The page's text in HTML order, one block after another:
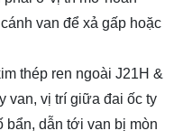
van để xả gấp hoặc
thép ren ngoài J21H &
van, vị trí giữa đai ốc ty
bẩn, dẫn tới van bị mòn